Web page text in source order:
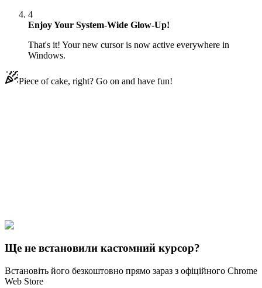
4
Enjoy Your System-Wide Glow-Up!
That's it! Your new cursor is now active everywhere in
Windows.
Piece of cake, right? Go on and have fun!
Astronauts & Space
Ще не встановили кастомний курсор?
Встановіть його безкоштовно прямо зараз з офіційного Chrome
Web Store